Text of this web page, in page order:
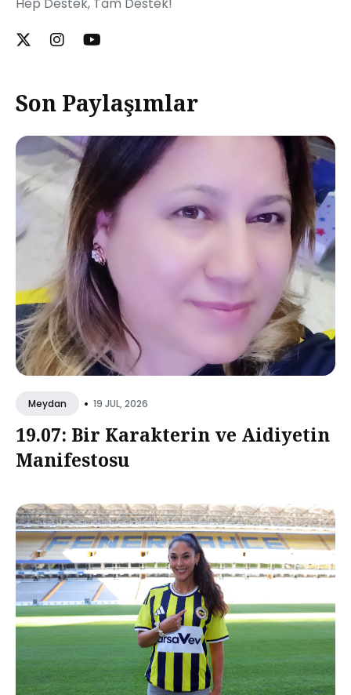
Son Paylaşımlar
Meydan • 19 JUL, 2026
19.07: Bir Karakterin ve Aidiyetin
Manifestosu